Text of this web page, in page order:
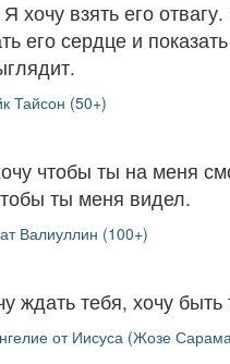
хочу взять его
его сердце и
Тайсон (50+)
чтобы ты на меня
ты меня видел.
Валиуллин (100+)
ждать тебя, хочу быть
от Иисуса (Жозе